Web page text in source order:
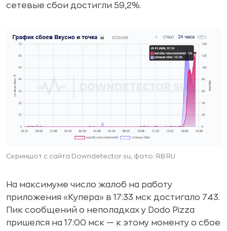
сетевые сбои достигли 59,2%.
Скриншот с сайта Downdetector.su, фото: RB.RU
На максимуме число жалоб на работу
приложения «Купера» в 17:33 мск достигало 743.
Пик сообщений о неполадках у Dodo Pizza
пришелся на 17:00 мск — к этому моменту о сбое